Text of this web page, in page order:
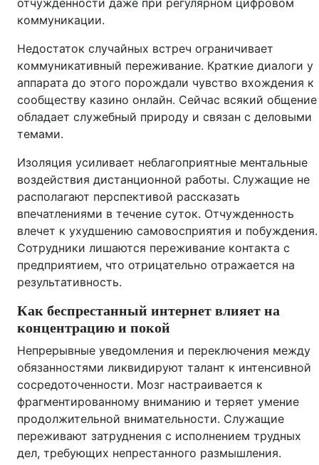
отчужденности даже при регулярном цифровом
коммуникации.
Недостаток случайных встреч ограничивает
коммуникативный переживание. Краткие диалоги у
аппарата до этого порождали чувство вхождения к
сообществу казино онлайн. Сейчас всякий общение
обладает служебный природу и связан с деловыми
темами.
Изоляция усиливает неблагоприятные ментальные
воздействия дистанционной работы. Служащие не
располагают перспективой рассказать
впечатлениями в течение суток. Отчужденность
влечет к ухудшению самовосприятия и побуждения.
Сотрудники лишаются переживание контакта с
предприятием, что отрицательно отражается на
результативность.
Как беспрестанный интернет влияет на
концентрацию и покой
Непрерывные уведомления и переключения между
обязанностями ликвидируют талант к интенсивной
сосредоточенности. Мозг настраивается к
фрагментированному вниманию и теряет умение
продолжительной внимательности. Служащие
переживают затруднения с исполнением трудных
дел, требующих непрестанного размышления.